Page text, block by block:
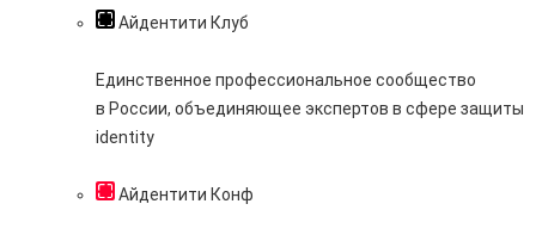
Айдентити Клуб
Единственное профессиональное сообщество
в России, объединяющее экспертов в сфере защиты
identity
Айдентити Конф